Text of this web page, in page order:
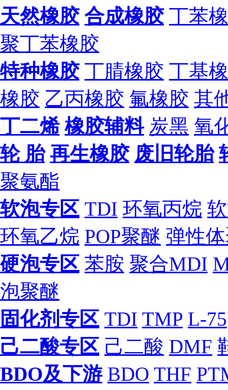
天然橡胶 合成橡胶 丁苯
聚丁苯橡胶
特种橡胶 丁腈橡胶 丁基
橡胶 乙丙橡胶 氟橡胶 其
丁二烯 橡胶辅料 炭黑 氧
轮 胎 再生橡胶 废旧轮胎
聚氨酯
软泡专区 TDI 环氧丙烷
环氧乙烷 POP聚醚 弹性
硬泡专区 苯胺 聚合MDI
泡聚醚
固化剂专区 TDI TMP L-75
己二酸专区 己二酸 DMF
BDO及下游 BDO THF